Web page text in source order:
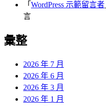
「 WordPress 示範留言者
言
彙整
2026 年 7 月
2026 年 6 月
2026 年 3 月
2026 年 1 月